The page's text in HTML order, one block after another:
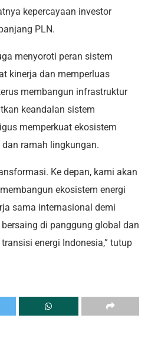
kepercayaan investor
PLN.
menyoroti peran sistem
kinerja dan memperluas
membangun infrastruktur
keandalan sistem
memperkuat ekosistem
ramah lingkungan.
Ke depan, kami akan
ekosistem energi
sama internasional demi
di panggung global dan
energi Indonesia,” tutup